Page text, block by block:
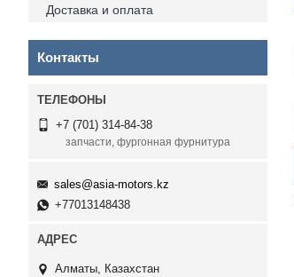
Доставка и оплата
Контакты
+7 (701) 314-84-38
запчасти, фургонная фурнитура
sales@asia-motors.kz
+77013148438
Алматы, Казахстан